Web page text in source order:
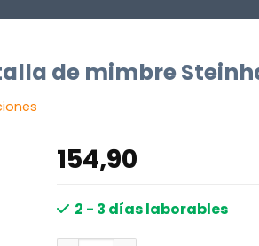
de mimbre
154,90
2 - 3 días laborables